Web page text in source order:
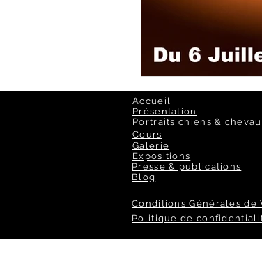
Accueil
Présentation
Portraits chiens &
Cours
Galerie
Expositions
Presse & publications
Blog
Conditions Générales de
Politique de